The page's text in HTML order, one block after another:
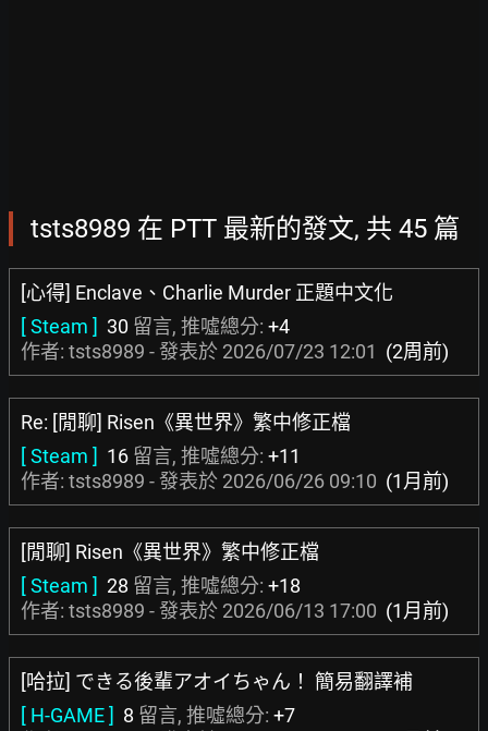
tsts8989 在 PTT 最新的發文, 共 45 篇
[心得] Enclave、Charlie Murder 正題中文化
[ Steam ] 30 留言, 推噓總分: +4
作者: tsts8989 - 發表於 2026/07/23 12:01 (2周前)
Re: [閒聊] Risen《異世界》繁中修正檔
[ Steam ] 16 留言, 推噓總分: +11
作者: tsts8989 - 發表於 2026/06/26 09:10 (1月前)
[閒聊] Risen《異世界》繁中修正檔
[ Steam ] 28 留言, 推噓總分: +18
作者: tsts8989 - 發表於 2026/06/13 17:00 (1月前)
[哈拉] できる後輩アオイちゃん！ 簡易翻譯補
[ H-GAME ] 8 留言, 推噓總分: +7